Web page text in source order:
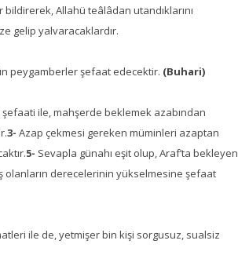
Allahü teâlâdan utandıklarını
gelip yalvaracaklardır.
peygamberler şefaat edecektir. (Buhari)
şefaati ile, mahşerde beklemek azabından
3- Azap çekmesi gereken müminleri azaptan
5- Sevapla günahı eşit olup, Araf’ta bekleyen
olanların derecelerinin yükselmesine şefaat
ile de, yetmişer bin kişi sorgusuz, sualsiz